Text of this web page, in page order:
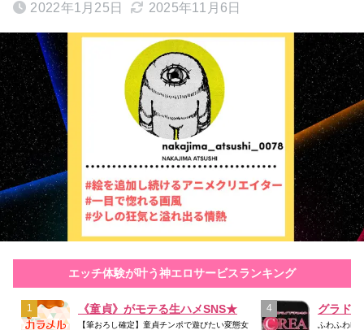
2022年1月25日 2025年11月6日
エッチ体験が叶う神エロサービスランキング
《童貞》がモテる生ハメSNS★
【筆おろし確定】童貞チンポで遊びたい変態女
ふわふわF